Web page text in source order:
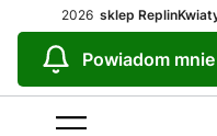
2026 sklep
Powiadom